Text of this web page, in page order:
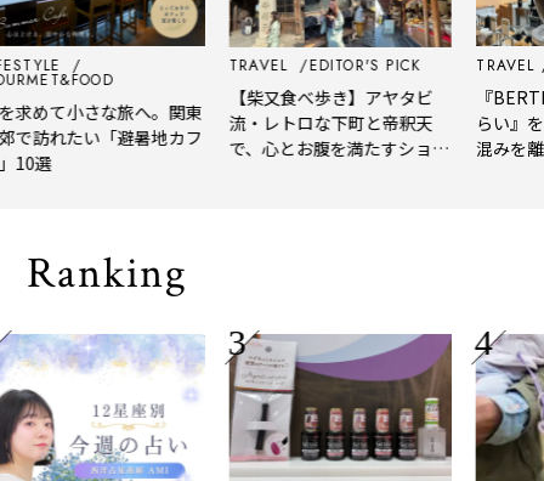
めて小さな旅へ。関東
訪れたい「避暑地カフ
選
TRAVEL EDITOR'S PICK
【柴又食べ歩き】アヤタビ
流・レトロな下町と帝釈天
で、心とお腹を満たすショー
TRAVEL
『BERTH
らい』を
混みを離
Ranking